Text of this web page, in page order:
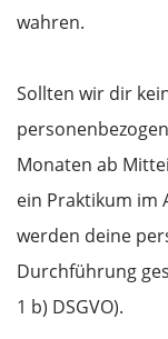
wahren.
Sollten wir dir
Monaten ab
ein Praktikum im
werden deine
Durchführung
1 b) DSGVO).